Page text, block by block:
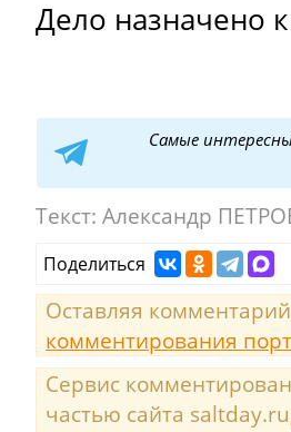
Дело назначено
Самые
Текст: Александр
Поделиться
Оставляя
комментирования
Сервис
частью сайта